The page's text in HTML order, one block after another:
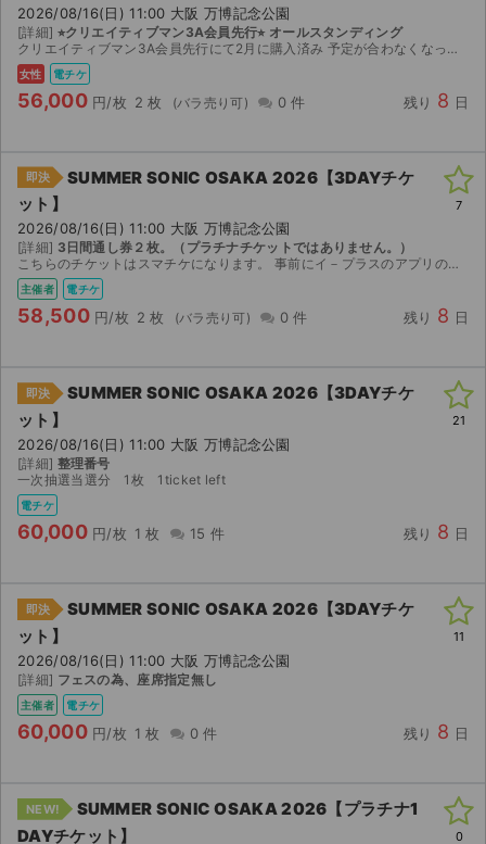
2026/08/16(日) 11:00 大阪 万博記念公園
[詳細] ⭐︎クリエイティブマン3A会員先行⭐︎ オールスタンディング
クリエイティブマン3A会員先行にて2月に購入済み 予定が合わなくなったためお譲りします 【受取方法】スマチケ ※即分配可能 【注意事項】 公演中止以外返金不可
女性 電チケ
56,000 円/枚 2 枚 0 件 残り 8 日
即決
SUMMER SONIC OSAKA 2026【3DAYチケ
ット】
2026/08/16(日) 11:00 大阪 万博記念公園
[詳細] 3日間通し券２枚。（プラチナチケットではありません。）
こちらのチケットはスマチケになります。 事前にイ－プラスのアプリのインストールをお済ませください。 ご購入の場合にはイ－プラスのアプリに登録済みのメ－ルアドレス（複数枚ご購入の場合には複数人分...
主催者 電チケ
58,500 円/枚 2 枚 0 件 残り 8 日
7
即決
SUMMER SONIC OSAKA 2026【3DAYチケ
ット】
2026/08/16(日) 11:00 大阪 万博記念公園
[詳細] 整理番号
一次抽選当選分 1枚 1ticket left
電チケ
60,000 円/枚 1 枚 15 件 残り 8 日
21
即決
SUMMER SONIC OSAKA 2026【3DAYチケ
ット】
2026/08/16(日) 11:00 大阪 万博記念公園
[詳細] フェスの為、座席指定無し
主催者 電チケ
60,000 円/枚 1 枚 0 件 残り 8 日
11
NEW!
SUMMER SONIC OSAKA 2026【プラチナ1
DAYチケット】
0